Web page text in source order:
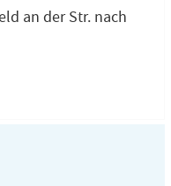
an der Str. nach